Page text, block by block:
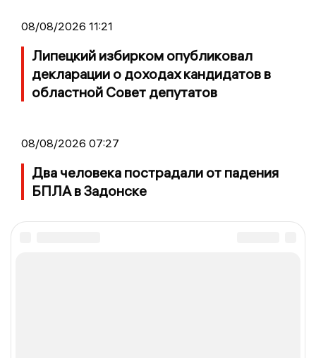
08/08/2026 11:21
Липецкий избирком опубликовал
декларации о доходах кандидатов в
областной Совет депутатов
08/08/2026 07:27
Два человека пострадали от падения
БПЛА в Задонске